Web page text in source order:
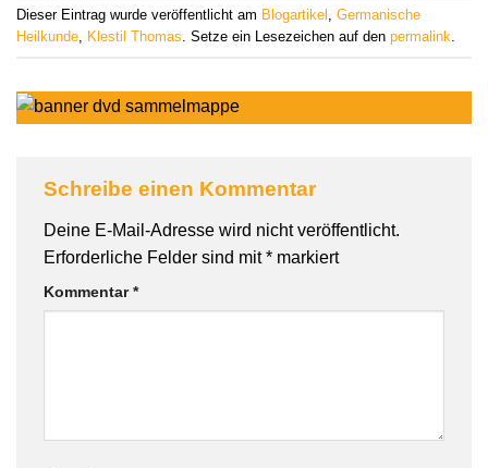
Dieser Eintrag wurde veröffentlicht am Blogartikel , Germanische
Heilkunde, Klestil Thomas. Setze ein Lesezeichen auf den permalink.
Schreibe einen Kommentar
Deine E-Mail-Adresse wird nicht veröffentlicht.
Erforderliche Felder sind mit* markiert
Kommentar*